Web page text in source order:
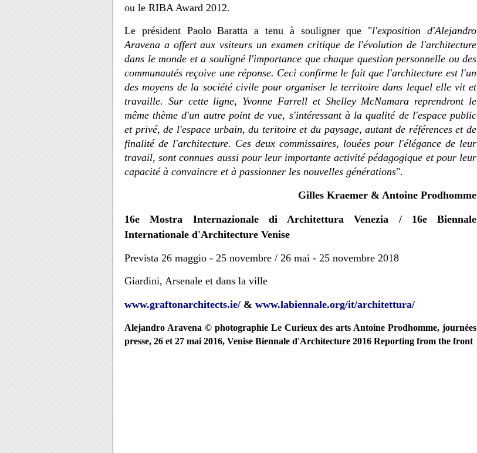
ou le RIBA Award 2012.
Le président Paolo Baratta a tenu à souligner que "l'exposition d'Alejandro
Aravena a offert aux vsiteurs un examen critique de l'évolution de l'architecture
dans le monde et a souligné l'importance que chaque question personnelle ou des
communautés reçoive une réponse. Ceci confirme le fait que l'architecture est l'un
des moyens de la société civile pour organiser le territoire dans lequel elle vit et
travaille. Sur cette ligne, Yvonne Farrell et Shelley McNamara reprendront le
même thème d'un autre point de vue, s'intéressant à la qualité de l'espace public
et privé, de l'espace urbain, du teritoire et du paysage, autant de références et de
finalité de l'architecture. Ces deux commissaires, louées pour l'élégance de leur
travail, sont connues aussi pour leur importante activité pédagogique et pour leur
capacité à convaincre et à passionner les nouvelles générations".
Gilles Kraemer & Antoine Prodhomme
16e Mostra Internazionale di Architettura Venezia / 16e Biennale
Internationale d'Architecture Venise
Prevista 26 maggio - 25 novembre / 26 mai - 25 novembre 2018
Giardini, Arsenale et dans la ville
www.graftonarchitects.ie/ & www.labiennale.org/it/architettura/
Alejandro Aravena ©photographie Le Curieux des arts Antoine Prodhomme, journées
presse, 26 et 27 mai 2016, Venise Biennale d'Architecture 2016 Reporting from the front